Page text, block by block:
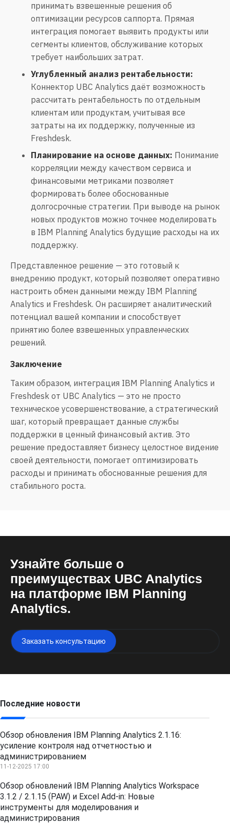
принимать взвешенные решения об
оптимизации ресурсов саппорта. Прямая
интеграция помогает выявить продукты или
сегменты клиентов, обслуживание которых
требует наибольших затрат.
Углубленный анализ рентабельности:
Коннектор UBC Analytics даёт возможность
рассчитать рентабельность по отдельным
клиентам или продуктам, учитывая все
затраты на их поддержку, полученные из
Freshdesk.
Планирование на основе данных: Понимание
корреляции между качеством сервиса и
финансовыми метриками позволяет
формировать более обоснованные
долгосрочные стратегии. При выводе на рынок
новых продуктов можно точнее моделировать
в IBM Planning Analytics будущие расходы на их
поддержку.
Представленное решение — это готовый к
внедрению продукт, который позволяет оперативно
настроить обмен данными между IBM Planning
Analytics и Freshdesk. Он расширяет аналитический
потенциал вашей компании и способствует
принятию более взвешенных управленческих
решений.
Заключение
Таким образом, интеграция IBM Planning Analytics и
Freshdesk от UBC Analytics — это не просто
техническое усовершенствование, а стратегический
шаг, который превращает данные службы
поддержки в ценный финансовый актив. Это
решение предоставляет бизнесу целостное видение
своей деятельности, помогает оптимизировать
расходы и принимать обоснованные решения для
стабильного роста.
Узнайте больше о
преимуществах UBC Analytics
на платформе IBM Planning
Analytics.
Заказать консультацию
Последние новости
Обзор обновления IBM Planning Analytics 2.1.16:
усиление контроля над отчетностью и
администрированием
11-12-2025 17:00
Обзор обновлений IBM Planning Analytics Workspace
3.1.2 / 2.1.15 (PAW) и Excel Add-in: Новые
инструменты для моделирования и
администрирования